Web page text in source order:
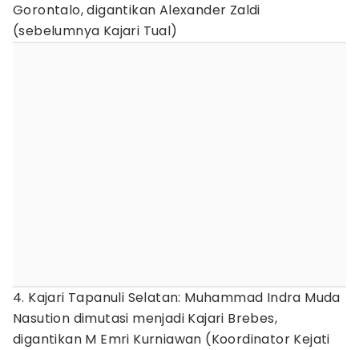
Gorontalo, digantikan Alexander Zaldi
(sebelumnya Kajari Tual)
4. Kajari Tapanuli Selatan: Muhammad Indra Muda
Nasution dimutasi menjadi Kajari Brebes,
digantikan M Emri Kurniawan (Koordinator Kejati